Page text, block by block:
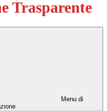
Trasparente
Menu di